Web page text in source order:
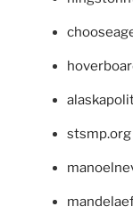
stsmp.org